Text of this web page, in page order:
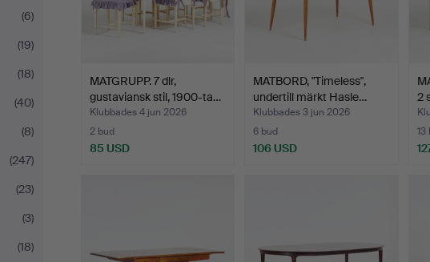
(6)
(19)
(18)
(40)
(8)
(247)
(23)
(3)
(18)
MATGRUPP. 7 dlr,
gustaviansk stil, 1900-ta…
Klubbades 4 jun 2026
2 bud
85 USD
MATBORD, "Timeless",
undertill märkt Hasle…
Klubbades 3 jun 2026
6 bud
106 USD
2
13